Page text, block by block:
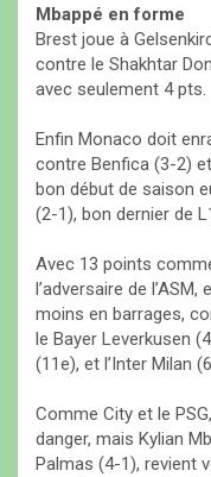
Mbappé en forme
Brest joue à
contre le Shakhtar
avec seulement 4 pts.
Enfin Monaco doit
contre Benfica (3-2)
bon début de saison
(2-1), bon dernier de
Avec 13 points
l’adversaire de
moins en barrages,
le Bayer Leverkusen
(11e), et l’Inter Milan
Comme City et le
danger, mais Kylian
Palmas (4-1), revient